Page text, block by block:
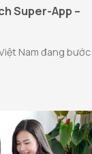
Super-App –
Nam đang bước